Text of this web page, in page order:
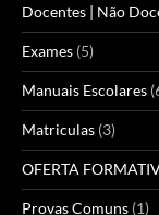
Docentes | Não
Exames (5)
Manuais Escolares
Matriculas (3)
OFERTA
Provas Comuns (1)